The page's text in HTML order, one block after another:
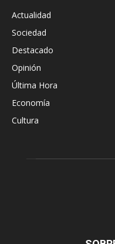
Actualidad
Sociedad
Destacado
Opinión
Última Hora
Economía
Cultura